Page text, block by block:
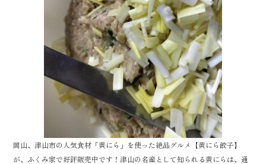
岡山、津山市の人気食材「黄にら」を使った絶品グルメ【黄にら餃子】
が、ふくみ家で好評販売中です！津山の名産として知られる黄にらは、通